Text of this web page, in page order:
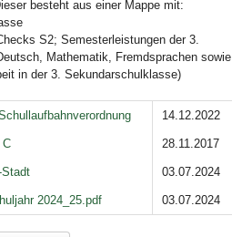
besteht aus einer Mappe mit:
S2; Semesterleistungen der 3.
Mathematik, Fremdsprachen sowie
in der 3. Sekundarschulklasse)
14.12.2022
C 28.11.2017
03.07.2024
2024_25.pdf 03.07.2024